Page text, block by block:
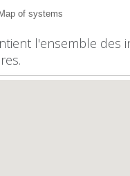
Map of systems
l'ensemble des